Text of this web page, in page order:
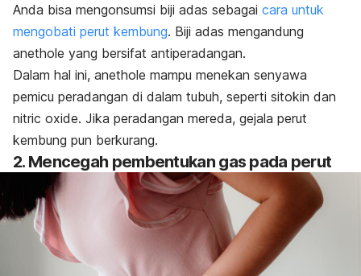
Anda bisa mengonsumsi biji adas sebagai cara untuk
mengobati perut kembung. Biji adas mengandung
anethole yang bersifat antiperadangan.
Dalam hal ini, anethole mampu menekan senyawa
pemicu peradangan di dalam tubuh, seperti sitokin dan
nitric oxide. Jika peradangan mereda, gejala perut
kembung pun berkurang.
2. Mencegah pembentukan gas pada perut